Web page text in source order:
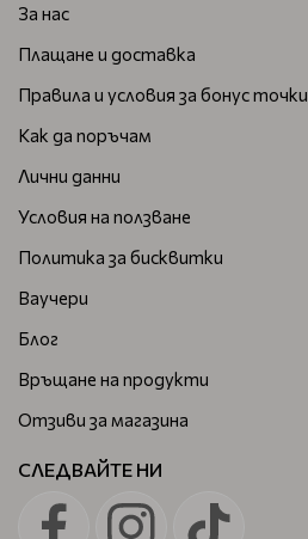
За нас
Плащане и доставка
Правила и условия за бонус точки
Как да поръчам
Лични данни
Условия на ползване
Политика за бисквитки
Ваучери
Блог
Връщане на продукти
Отзиви за магазина
СЛЕДВАЙТЕ НИ